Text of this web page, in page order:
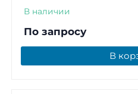
В наличии
По запросу
В